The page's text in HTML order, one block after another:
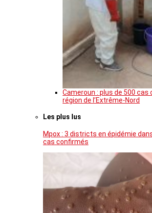
Cameroun : plus de 500 cas
région de l’Extrême-Nord
Les plus lus
Mpox : 3 districts en épidémie
cas confirmés